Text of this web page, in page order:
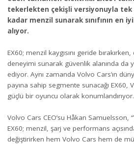
tekerlekten çekişli versiyonuyla
kadar menzil sunarak sınıfının en
alıyor.
EX60; menzil kaygısını geride bırakırken,
deneyimi sunarak güvenlik alanında da
ediyor. Aynı zamanda Volvo Cars’ın
payına sahip segmente sunacağı EX60,
güçlü bir oyuncu olarak konumlandırıyor.
Volvo Cars CEO’su Håkan Samuelsson,
EX60; menzil, şarj ve performans
değiştirirken hem Volvo Cars hem de